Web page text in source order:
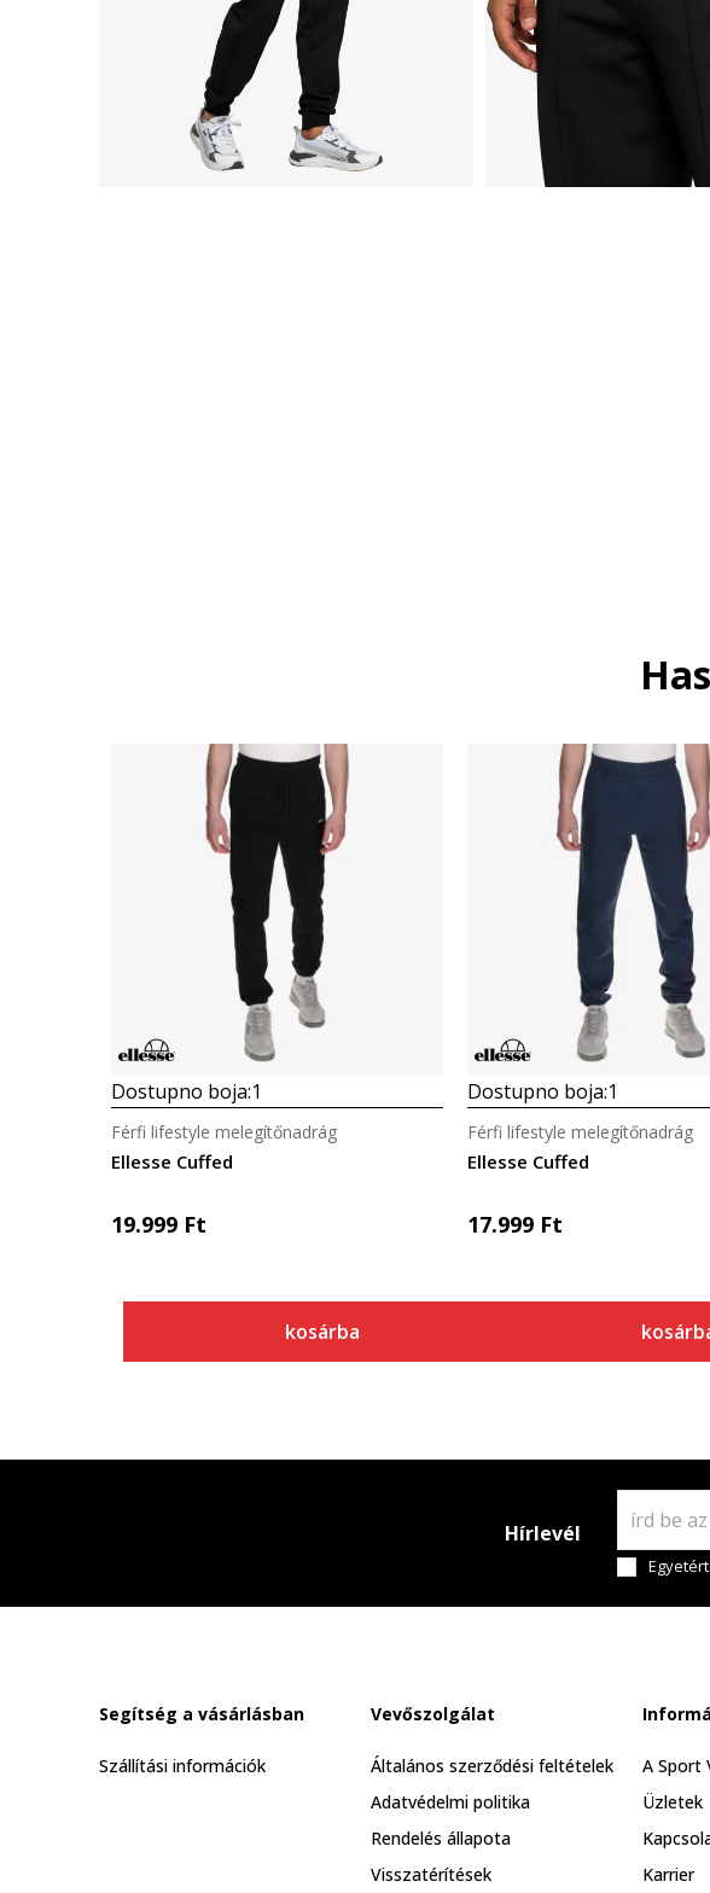
Dostupno boja:1
Ellesse Cuffed
Férfi lifestyle melegítőnadrág
19.999 Ft
kosárba
Dostupno boja:1
Ellesse Cuffed
Férfi lifestyle melegítőnadrág
17.999 Ft
Hírlevél
Segítség a vásárlásban
Szállítási információk
Vevőszolgálat
Általános szerződési feltételek
Adatvédelmi politika
Rendelés állapota
Visszatérítések
A Sport
Üzletek
Karrier